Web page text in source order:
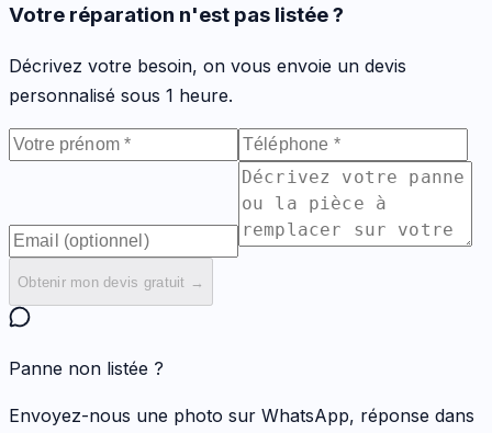
Votre réparation n'est pas listée ?
Décrivez votre besoin, on vous envoie un devis
personnalisé sous 1 heure.
Obtenir mon devis gratuit →
Panne non listée ?
Envoyez-nous une photo sur WhatsApp, réponse dans